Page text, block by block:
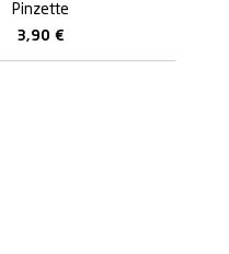
Pinzette
3,90 €